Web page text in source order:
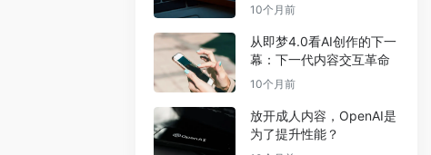
10个月前
从即梦4.0看AI创作的下一
幕：下一代内容交互革命
10个月前
放开成人内容，OpenAI是
为了提升性能？